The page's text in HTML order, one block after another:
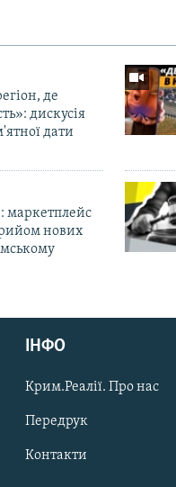
де
дискусія
дати
маркетплейс
нових
ІНФО
Крим.Реалії. Про нас
Передрук
Контакти